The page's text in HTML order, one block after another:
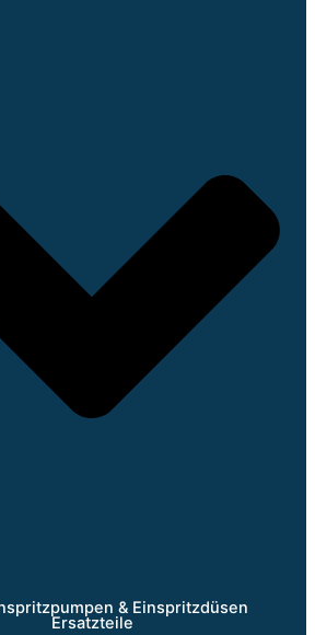
& Einspritzdüsen
Ersatzteile